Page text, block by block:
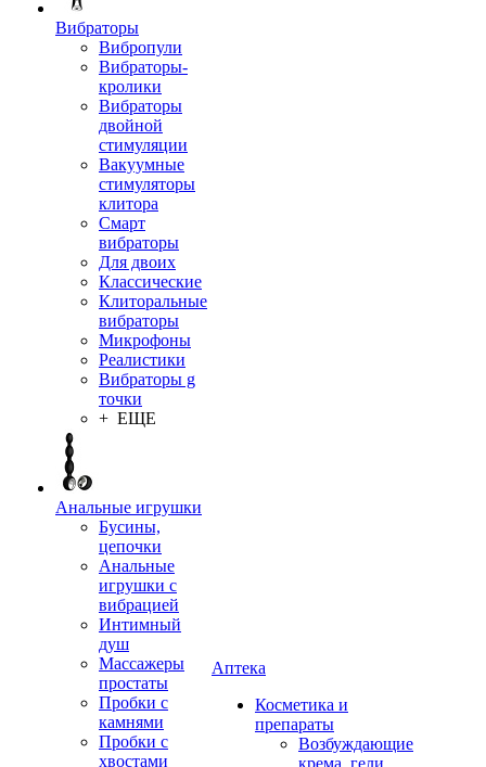
Вибраторы
Вибропули
Вибраторы-
кролики
Вибраторы
двойной
стимуляции
Вакуумные
стимуляторы
клитора
Смарт
вибраторы
Для двоих
Классические
Клиторальные
вибраторы
Микрофоны
Реалистики
Вибраторы g
точки
+ ЕЩЕ
Анальные игрушки
Бусины,
цепочки
Анальные
игрушки с
вибрацией
Интимный
душ
Массажеры
простаты
Пробки с
камнями
Пробки с
хвостами
Аптека
Косметика и
препараты
Возбуждающие
крема, гели